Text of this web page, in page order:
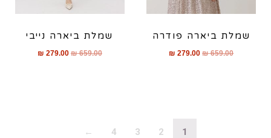
שמלת ביארה פודרה
₪659.00
₪ 279.00
שמלת ביארה נייבי
₪659.00
₪ 279.00
1
2
3
4
←